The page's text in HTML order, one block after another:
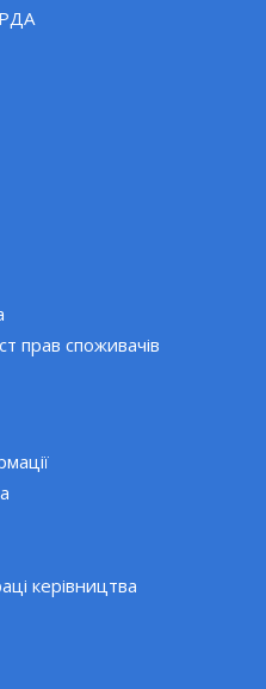
РДА
прав споживачів
керівництва